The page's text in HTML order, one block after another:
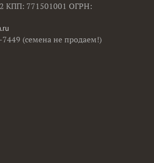
КПП: 771501001 ОГРН:
(семена не продаем!)